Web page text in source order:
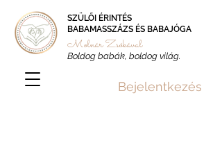
SZÜLŐI ÉRINTÉS
BABAMASSZÁZS ÉS BABAJÓGA
Boldog babák, boldog világ.
Molnár Zsókával
Bejelentkezés